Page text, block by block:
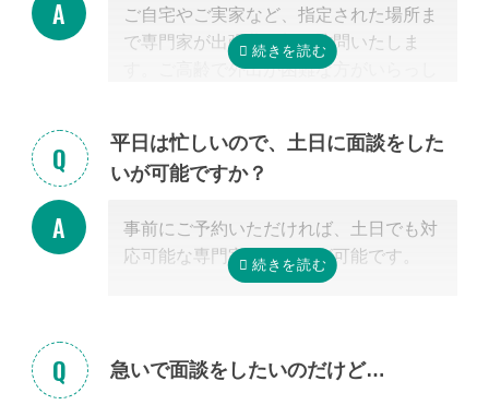
こく営業するようなことはありませんの
でご安心ください。
ご自宅やご実家など、指定された場所ま
で専門家が出張費無料で訪問いたしま
す。ご高齢で外出が困難な方がいらっし
を使ったオンライン面談にも対応可能で
す。（一部士業を除く）
までご希望の方法をお申し付けくださ
い。
平日は忙しいので、土日に面談をした
いが可能ですか？
事前にご予約いただければ、土日でも対
応可能な専門家のご紹介が可能です。
急いで面談をしたいのだけど…